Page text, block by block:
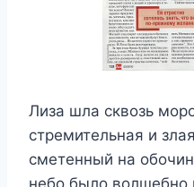
Лиза шла сквозь
стремительная и
сметенный на
небо было волшебно